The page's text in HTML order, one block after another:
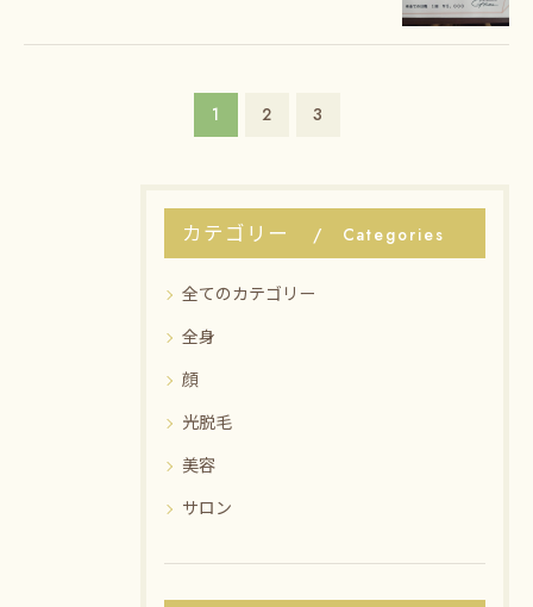
1 2 3
カテゴリー Categories
全てのカテゴリー
全身
顔
光脱毛
美容
サロン